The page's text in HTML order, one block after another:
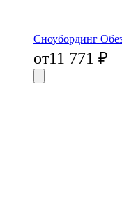
Сноубординг
от11 771 ₽